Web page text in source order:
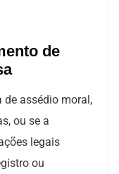
de
de assédio moral,
ou se a
legais
ou